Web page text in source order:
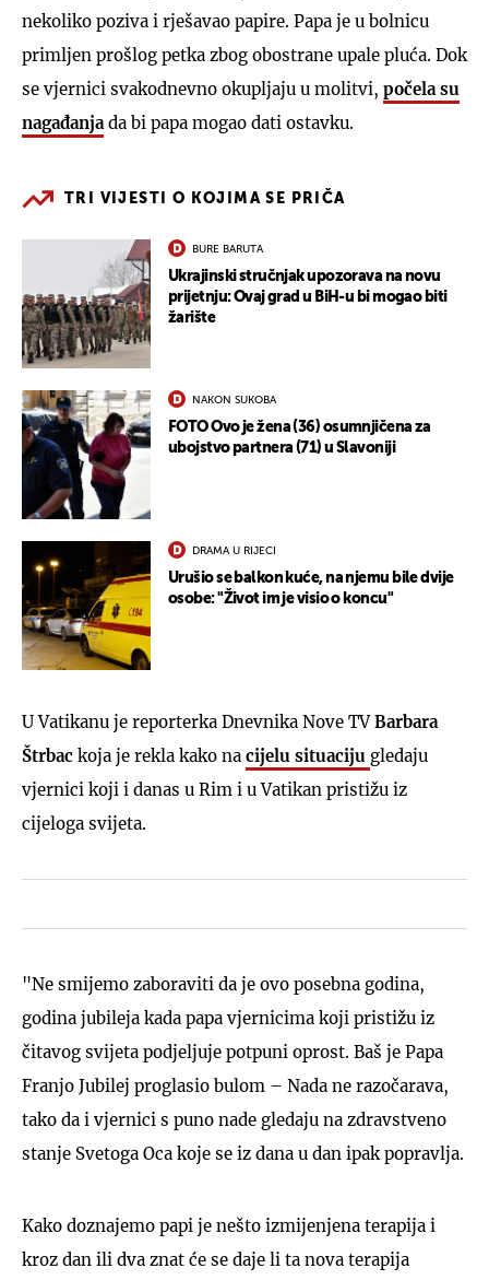
nekoliko poziva i rješavao papire. Papa je u bolnicu
primljen prošlog petka zbog obostrane upale pluća. Dok
se vjernici svakodnevno okupljaju u molitvi, počela su
nagađanja da bi papa mogao dati ostavku.
TRI VIJESTI O KOJIMA SE PRIČA
BURE BARUTA
Ukrajinski stručnjak upozorava na novu
prijetnju: Ovaj grad u BiH-u bi mogao biti
žarište
NAKON SUKOBA
FOTO Ovo je žena (36) osumnjičena za
ubojstvo partnera (71) u Slavoniji
DRAMA U RIJECI
Urušio se balkon kuće, na njemu bile dvije
osobe: "Život im je visio o koncu"
U Vatikanu je reporterka Dnevnika Nove TVBarbara
Štrbac koja je rekla kako na cijelu situaciju gledaju
vjernici koji i danas u Rim i u Vatikan pristižu iz
cijeloga svijeta.
"Ne smijemo zaboraviti da je ovo posebna godina,
godina jubileja kada papa vjernicima koji pristižu iz
čitavog svijeta podjeljuje potpuni oprost. Baš je Papa
Franjo Jubilej proglasio bulom – Nada ne razočarava,
tako da i vjernici s puno nade gledaju na zdravstveno
stanje Svetoga Oca koje se iz dana u dan ipak popravlja.
Kako doznajemo papi je nešto izmijenjena terapija i
kroz dan ili dva znat će se daje li ta nova terapija